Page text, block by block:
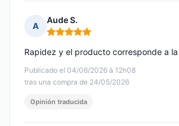
A
Aude S.
Nota: 5 de 5
Publicado el 04/06/2026 à 12h08
tras una compra de 24/05/2026
Rapidez y el producto corresponde a
Opinión traducida